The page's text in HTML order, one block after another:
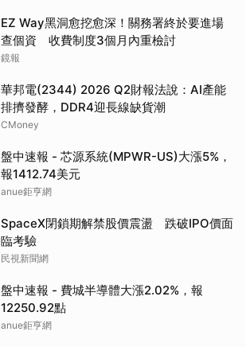
EZ Way黑洞愈挖愈深！關務署終於要進場
查個資 收費制度3個月內重檢討
鏡報
華邦電(2344) 2026 Q2財報法說：AI產能
排擠發酵，DDR4迎長線缺貨潮
CMoney
盤中速報 - 芯源系統(MPWR-US)大漲5%，
報1412.74美元
anue鉅亨網
SpaceX閉鎖期解禁股價震盪 跌破IPO價面
臨考驗
民視新聞網
盤中速報 - 費城半導體大漲2.02%，報
12250.92點
anue鉅亨網